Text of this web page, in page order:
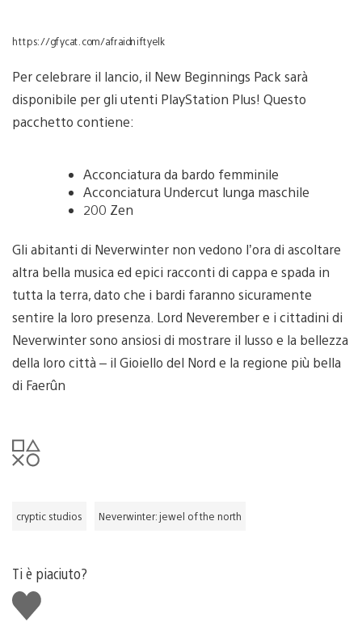
https://gfycat.com/afraidniftyelk
Per celebrare il lancio, il New Beginnings Pack sarà
disponibile per gli utenti PlayStation Plus! Questo
pacchetto contiene:
Acconciatura da bardo femminile
Acconciatura Undercut lunga maschile
200 Zen
Gli abitanti di Neverwinter non vedono l’ora di ascoltare
altra bella musica ed epici racconti di cappa e spada in
tutta la terra, dato che i bardi faranno sicuramente
sentire la loro presenza. Lord Neverember e i cittadini di
Neverwinter sono ansiosi di mostrare il lusso e la bellezza
della loro città – il Gioiello del Nord e la regione più bella
di Faerûn
cryptic studios Neverwinter: jewel of the north
Ti è piaciuto?
Mi
piace